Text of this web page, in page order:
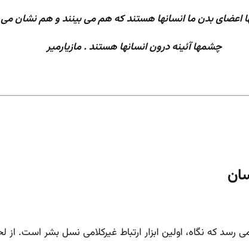
اعضای بدن ما انسانها هستند که هم می بینند و هم نشان
چشمها آئینه درون انسانها هستند . مازیارمیر
که نگاه، اولین ابزار ارتباط غیرکلامی نسل بشر است. از